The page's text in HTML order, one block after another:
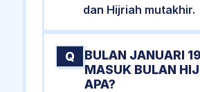
dan Hijriah mutakhir.
Q
BULAN JANUARI
MASUK BULAN
APA?